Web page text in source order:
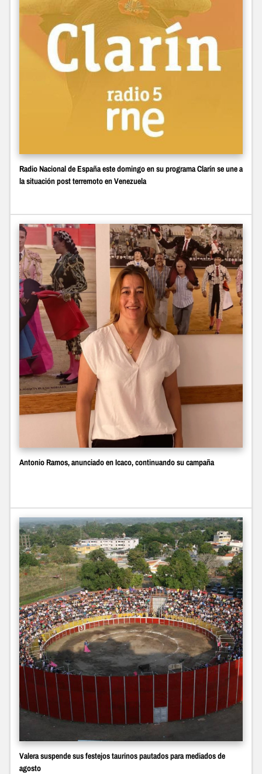
Radio Nacional de España este domingo en su programa Clarín se une a
la situación post terremoto en Venezuela
Antonio Ramos, anunciado en Icaco, continuando su campaña
Valera suspende sus festejos taurinos pautados para mediados de
agosto